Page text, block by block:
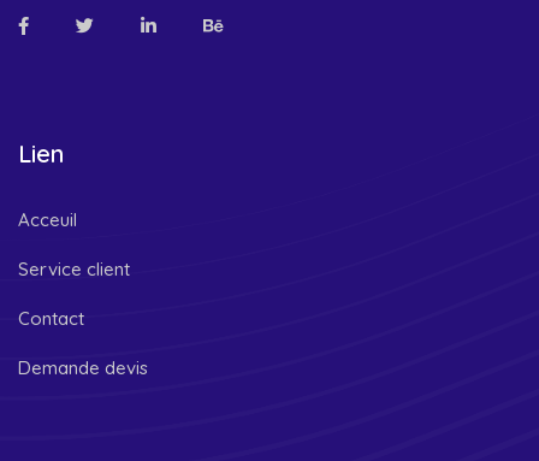
Lien
Acceuil
Service client
Contact
Demande devis